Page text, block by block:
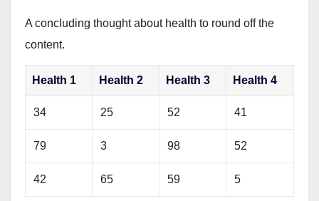
A concluding thought about health to round off the
content.
Health 1 Health 2 Health 3 Health 4
34 25 52 41
79 3 98 52
42 65 59 5